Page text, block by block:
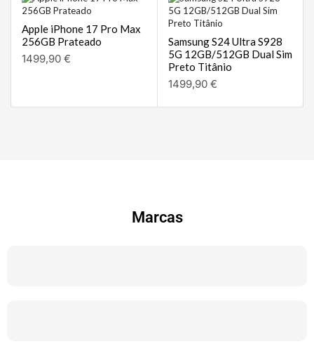
Apple iPhone 17 Pro Max
256GB Prateado
1499,90 €
Samsung S24 Ultra S928
5G 12GB/512GB Dual Sim
Preto Titânio
1499,90 €
Marcas